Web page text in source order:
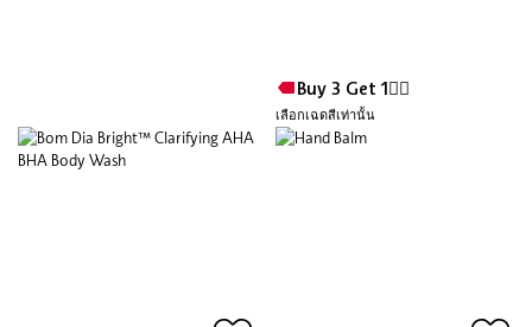
Buy 3 Get 1❤️‍🔥
เลือกเฉดสีเท่านั้น